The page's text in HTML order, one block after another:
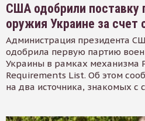
США одобрили поставку
оружия Украине за счет
Администрация президента
одобрила первую партию
Украины в рамках механизма
Requirements List. Об этом
на два источника, знакомых с